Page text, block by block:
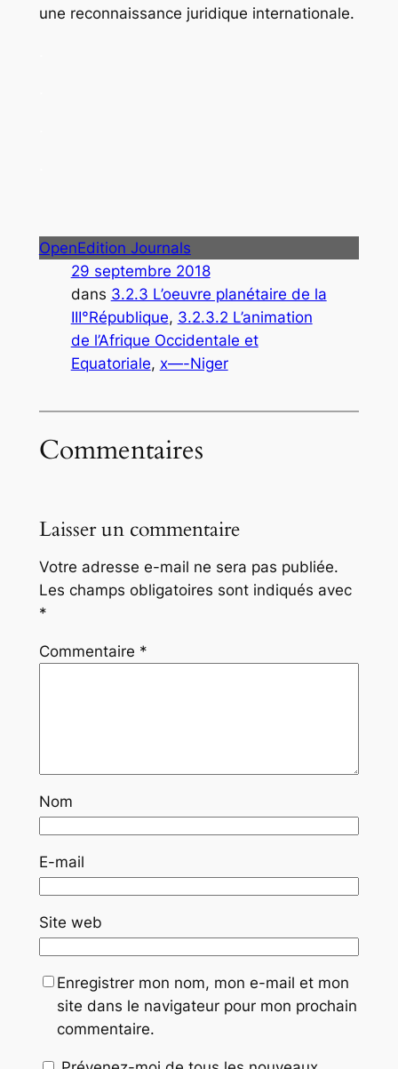
une reconnaissance juridique internationale.
OpenEdition Journals
29 septembre 2018
dans 3.2.3 L’oeuvre planétaire de la
III°République, 3.2.3.2 L’animation
de l’Afrique Occidentale et
Equatoriale, x—-Niger
Commentaires
Laisser un commentaire
Votre adresse e-mail ne sera pas publiée.
Les champs obligatoires sont indiqués avec
*
Commentaire *
Nom
E-mail
Site web
Enregistrer mon nom, mon e-mail et mon
site dans le navigateur pour mon prochain
commentaire.